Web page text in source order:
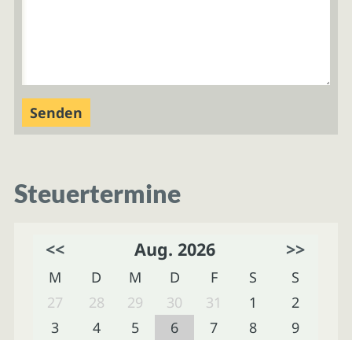
Steuertermine
<< Aug. 2026 >>
M D M D F S
S
27
28 29 30 31 1
2
3
4 5 6 7 8
9